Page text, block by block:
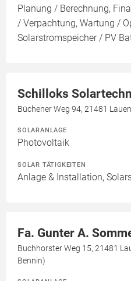
Planung / Berechnung,
/ Verpachtung, Wartung /
Solarstromspeicher / PV
Schilloks
Büchener Weg 94, 21481
SOLARANLAGE
Photovoltaik
SOLAR TÄTIGKEITEN
Anlage & Installation,
Fa. Gunter A.
Buchhorster Weg 15, 21481
Bennin)